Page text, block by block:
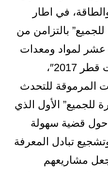
في اطار
بالتزامن من
عشر لمواد ومعدات
وتقنيات البناء “بروجكت قطر 2017″،
المرموقة للتحدث
الأول الذي
قضية سهولة
تبادل المعرفة
مشاريعهم